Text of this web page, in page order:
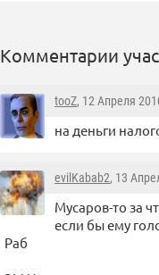
Комментарии
tooZ, 12 Апреля
на деньги
evilKabab2, 13
Мусаров-то за
если бы ему
Раб